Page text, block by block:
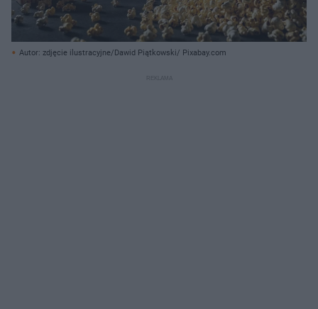
Autor: zdjęcie ilustracyjne/Dawid Piątkowski/ Pixabay.com